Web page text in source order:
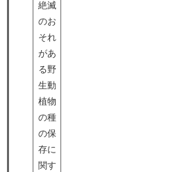
絶滅
のお
それ
があ
る野
生動
植物
の種
の保
存に
関す